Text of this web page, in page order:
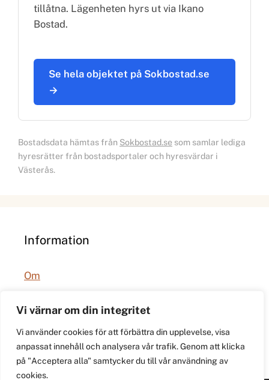
Vi värnar om din integritet
Vi använder cookies för att förbättra din upplevelse, visa
anpassat innehåll och analysera vår trafik. Genom att klicka
på "Acceptera alla" samtycker du till vår användning av
cookies.
tillåtna. Lägenheten hyrs ut via Ikano
Bostad.
Se hela objektet på Sokbostad.se
→
Bostadsdata hämtas från Sokbostad.se som samlar lediga
hyresrätter från bostadsportaler och hyresvärdar i
Västerås.
Information
Om